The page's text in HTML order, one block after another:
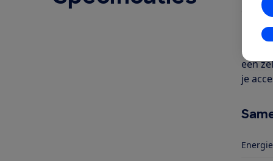
De
liter
een
je